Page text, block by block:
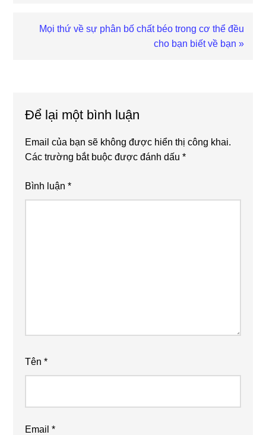
Next
Mọi thứ về sự phân bố chất béo trong cơ thể đều
cho bạn biết về bạn »
Để lại một bình luận
Email của bạn sẽ không được hiển thị công khai.
Các trường bắt buộc được đánh dấu*
Bình luận*
Tên*
Email*